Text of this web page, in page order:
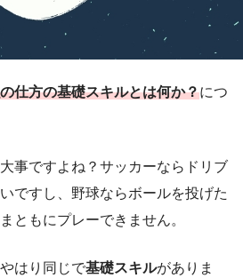
仕方の基礎スキルとは何か？につ
事ですよね？サッカーならドリブ
ですし、野球ならボールを投げた
ともにプレーできません。
はり同じで基礎スキルがありま